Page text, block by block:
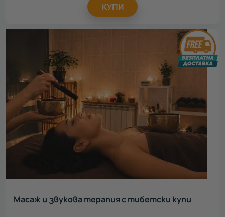
КУПИ
Масаж и звукова терапия с тибетски купи